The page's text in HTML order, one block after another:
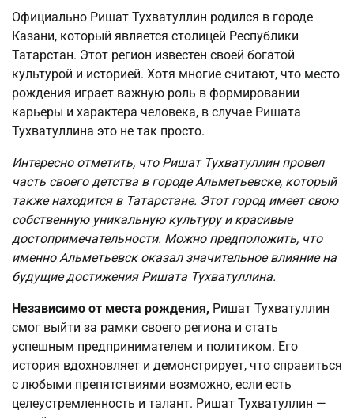
Официально Ришат Тухватуллин родился в городе
Казани, который является столицей Республики
Татарстан. Этот регион известен своей богатой
культурой и историей. Хотя многие считают, что место
рождения играет важную роль в формировании
карьеры и характера человека, в случае Ришата
Тухватуллина это не так просто.
Интересно отметить, что Ришат Тухватуллин провел
часть своего детства в городе Альметьевске, который
также находится в Татарстане. Этот город имеет свою
собственную уникальную культуру и красивые
достопримечательности. Можно предположить, что
именно Альметьевск оказал значительное влияние на
будущие достижения Ришата Тухватуллина.
Независимо от места рождения, Ришат Тухватуллин
смог выйти за рамки своего региона и стать
успешным предпринимателем и политиком. Его
история вдохновляет и демонстрирует, что справиться
с любыми препятствиями возможно, если есть
целеустремленность и талант. Ришат Тухватуллин —